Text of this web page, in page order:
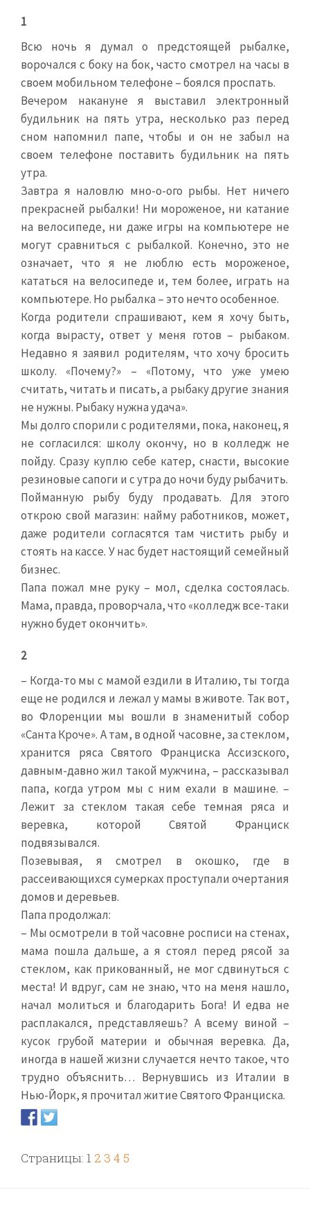
1
Всю ночь я думал о предстоящей рыбалке,
ворочался с боку на бок, часто смотрел на часы в
своем мобильном телефоне – боялся проспать.
Вечером накануне я выставил электронный
будильник на пять утра, несколько раз перед
сном напомнил папе, чтобы и он не забыл на
своем телефоне поставить будильник на пять
утра.
Завтра я наловлю мно-о-ого рыбы. Нет ничего
прекрасней рыбалки! Ни мороженое, ни катание
на велосипеде, ни даже игры на компьютере не
могут сравниться с рыбалкой. Конечно, это не
означает, что я не люблю есть мороженое,
кататься на велосипеде и, тем более, играть на
компьютере. Но рыбалка – это нечто особенное.
Когда родители спрашивают, кем я хочу быть,
когда вырасту, ответ у меня готов – рыбаком.
Недавно я заявил родителям, что хочу бросить
школу. «Почему?» – «Потому, что уже умею
считать, читать и писать, а рыбаку другие знания
не нужны. Рыбаку нужна удача».
Мы долго спорили с родителями, пока, наконец, я
не согласился: школу окончу, но в колледж не
пойду. Сразу куплю себе катер, снасти, высокие
резиновые сапоги и с утра до ночи буду рыбачить.
Пойманную рыбу буду продавать. Для этого
открою свой магазин: найму работников, может,
даже родители согласятся там чистить рыбу и
стоять на кассе. У нас будет настоящий семейный
бизнес.
Папа пожал мне руку – мол, сделка состоялась.
Мама, правда, проворчала, что «колледж все-таки
нужно будет окончить».
2
– Когда-то мы с мамой ездили в Италию, ты тогда
еще не родился и лежал у мамы в животе. Так вот,
во Флоренции мы вошли в знаменитый собор
«Санта Кроче». А там, в одной часовне, за стеклом,
хранится ряса Святого Франциска Ассизского,
давным-давно жил такой мужчина, – рассказывал
папа, когда утром мы с ним ехали в машине. –
Лежит за стеклом такая себе темная ряса и
веревка, которой Святой Франциск
подвязывался.
Позевывая, я смотрел в окошко, где в
рассеивающихся сумерках проступали очертания
домов и деревьев.
Папа продолжал:
– Мы осмотрели в той часовне росписи на стенах,
мама пошла дальше, а я стоял перед рясой за
стеклом, как прикованный, не мог сдвинуться с
места! И вдруг, сам не знаю, что на меня нашло,
начал молиться и благодарить Бога! И едва не
расплакался, представляешь? А всему виной –
кусок грубой материи и обычная веревка. Да,
иногда в нашей жизни случается нечто такое, что
трудно объяснить… Вернувшись из Италии в
Нью-Йорк, я прочитал житие Святого Франциска.
Страницы: 1 2 3 4 5